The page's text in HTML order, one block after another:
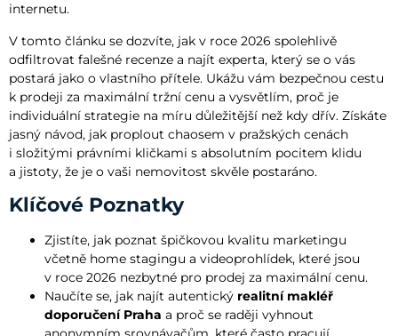
internetu.
V tomto článku se dozvíte, jak v roce 2026 spolehlivě
odfiltrovat falešné recenze a najít experta, který se o vás
postará jako o vlastního přítele. Ukážu vám bezpečnou cestu
k prodeji za maximální tržní cenu a vysvětlím, proč je
individuální strategie na míru důležitější než kdy dřív. Získáte
jasný návod, jak proplout chaosem v pražských cenách
i složitými právními kličkami s absolutním pocitem klidu
a jistoty, že je o vaši nemovitost skvěle postaráno.
Klíčové Poznatky
Zjistíte, jak poznat špičkovou kvalitu marketingu
včetně home stagingu a videoprohlídek, které jsou
v roce 2026 nezbytné pro prodej za maximální cenu.
Naučíte se, jak najít autentický realitní makléř
doporučení Praha a proč se raději vyhnout